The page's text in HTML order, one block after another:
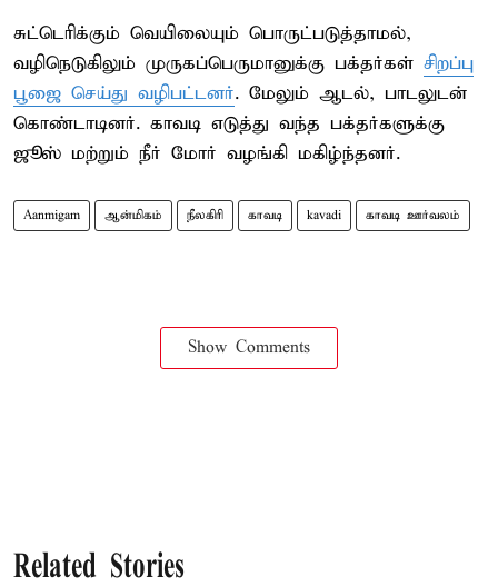
சுட்டெரிக்கும் வெயிலையும் பொருட்படுத்தாமல்,
வழிநெடுகிலும் முருகப்பெருமானுக்கு பக்தர்கள் சிறப்பு
பூஜை செய்து வழிபட்டனர். மேலும் ஆடல், பாடலுடன்
கொண்டாடினர். காவடி எடுத்து வந்த பக்தர்களுக்கு
ஜூஸ் மற்றும் நீர் மோர் வழங்கி மகிழ்ந்தனர்.
Aanmigam ஆன்மிகம் நீலகிரி காவடி kavadi காவடி ஊர்வலம்
Show Comments
Related Stories